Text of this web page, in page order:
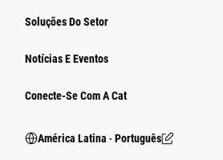
Soluções Do Setor
Notícias E Eventos
Conecte-Se Com A Cat
América Latina ‧ Português